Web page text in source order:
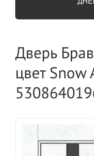
Дверь
цвет